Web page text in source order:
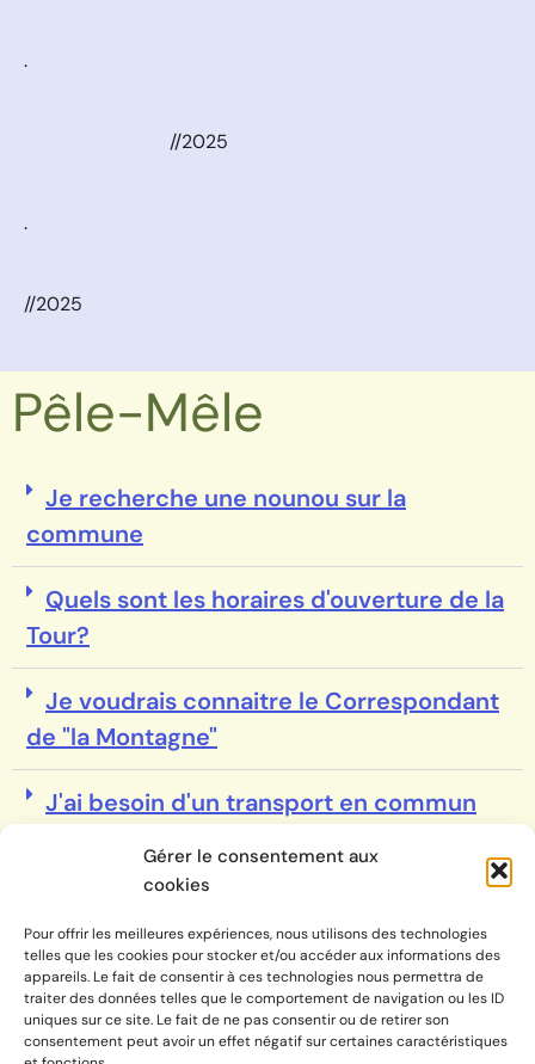
Gérer le consentement aux
cookies
Pour offrir les meilleures expériences, nous utilisons des technologies
telles que les cookies pour stocker et/ou accéder aux informations des
appareils. Le fait de consentir à ces technologies nous permettra de
traiter des données telles que le comportement de navigation ou les ID
uniques sur ce site. Le fait de ne pas consentir ou de retirer son
consentement peut avoir un effet négatif sur certaines caractéristiques
.
//2025
.
//2025
Pêle-Mêle
Je recherche une nounou sur la
commune
Quels sont les horaires d'ouverture de la
Tour?
Je voudrais connaitre le Correspondant
de "la Montagne"
J'ai besoin d'un transport en commun